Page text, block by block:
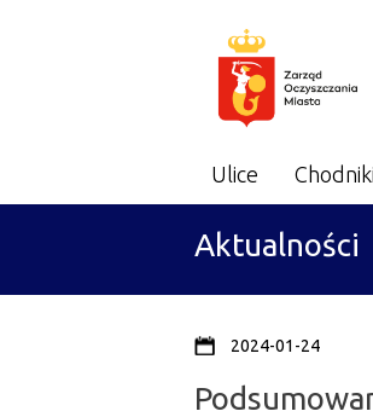
Oczyszczania
Menu
główne
Ulice Chodniki
Aktualności
2024-01-24